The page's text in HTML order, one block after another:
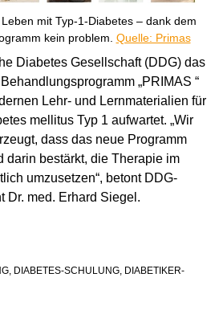
mit Typ-1-Diabetes – dank dem
kein problem. Quelle: Primas
Diabetes Gesellschaft (DDG) das
„PRIMAS “
Lehr- und Lernmaterialien für
mellitus Typ 1 aufwartet. „Wir
dass das neue Programm
darin bestärkt, die Therapie im
umzusetzen“, betont DDG-
Dr. med. Erhard Siegel.
, DIABETES-SCHULUNG, DIABETIKER-